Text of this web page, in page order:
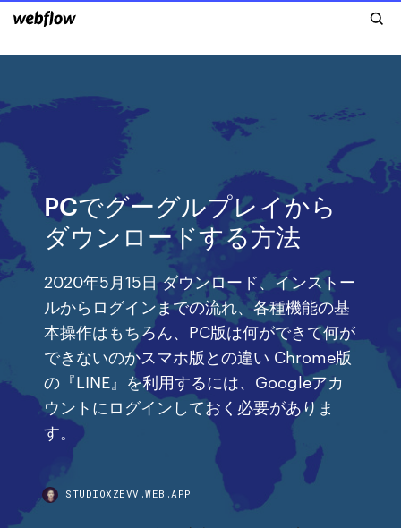
PCでグーグルプレイから
ダウンロードする方法
2020年5月15日 ダウンロード、インストー
ルからログインまでの流れ、各種機能の基
本操作はもちろん、PC版は何ができて何が
できないのかスマホ版との違い Chrome版
の『LINE』を利用するには、Googleアカ
ウントにログインしておく必要がありま
す。
STUDIOXZEVV.WEB.APP